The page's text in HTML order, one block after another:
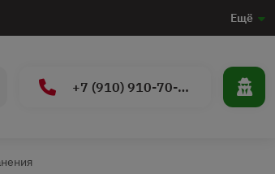
Ещё
+7 (910) 910-70-15